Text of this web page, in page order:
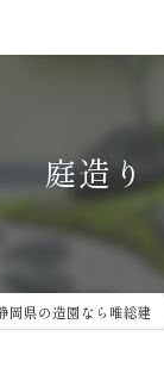
庭造り
岡県の造園なら唯総建